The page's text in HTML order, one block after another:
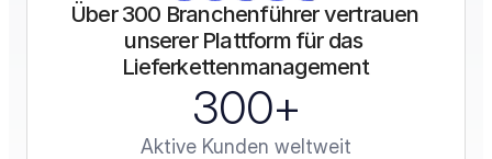
Über 300 Branchenführer vertrauen
unserer Plattform für das
Lieferkettenmanagement
300+
Aktive Kunden weltweit